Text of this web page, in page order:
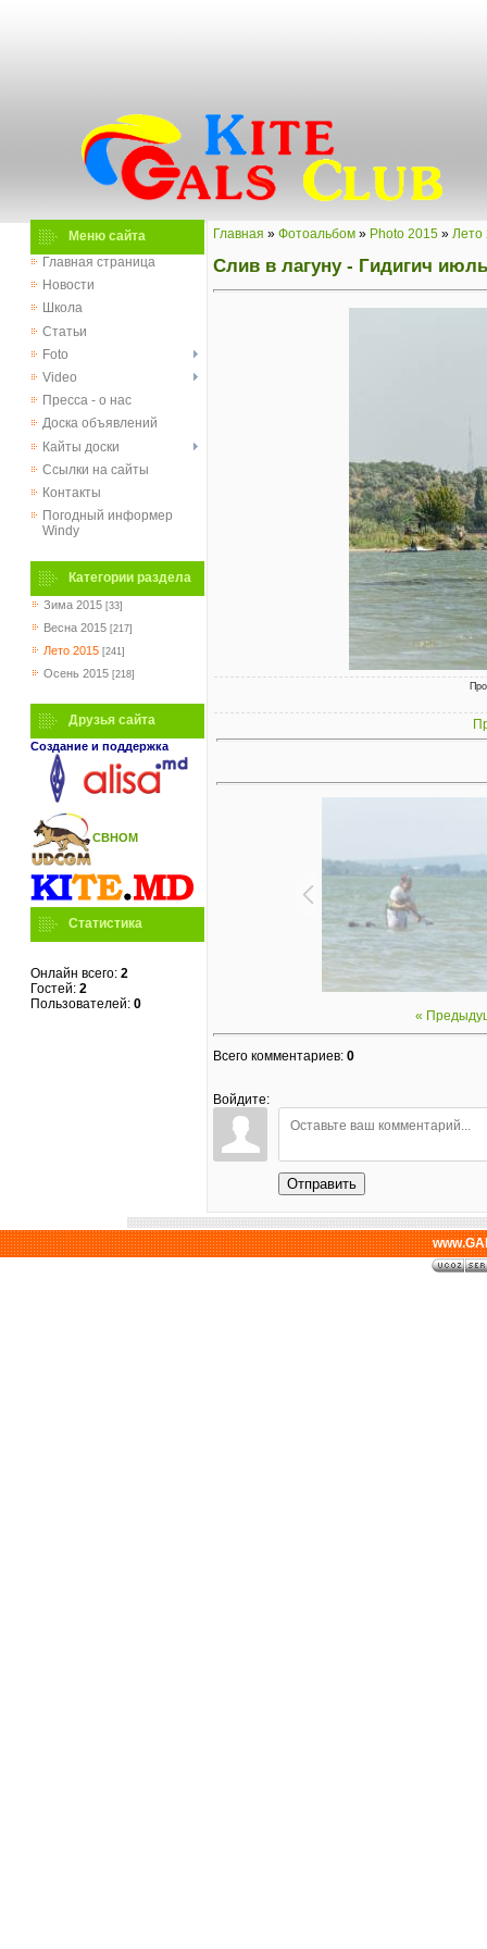
Меню сайта
Главная страница
Новости
Школа
Статьи
Foto
Video
Пресса - о нас
Доска объявлений
Кайты доски
Ссылки на сайты
Контакты
Погодный информер
Windy
Категории раздела
Зима 2015 [33]
Весна 2015 [217]
Лето 2015 [241]
Осень 2015 [218]
Друзья сайта
Создание и поддержка
СВНОМ
Статистика
Онлайн всего: 2
Гостей: 2
Пользователей: 0
Главная » Фотоальбом » Photo 2015 » Лето
Слив в лагуну - Гидигич
«
Всего комментариев: 0
Войдите:
Отправить